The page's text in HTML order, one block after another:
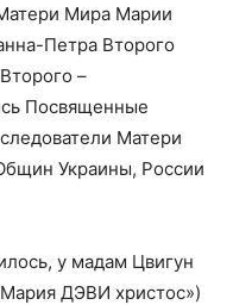
Мира Марии
Петра Второго
–
Посвященные
Матери
Украины, России
у мадам Цвигун
ДЭВИ христос»)